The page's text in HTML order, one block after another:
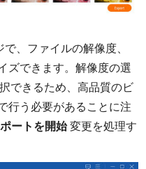
で、ファイルの解像度、
ズできます。解像度の選
できるため、高品質のビ
行う必要があることに注
ートを開始変更を処理す